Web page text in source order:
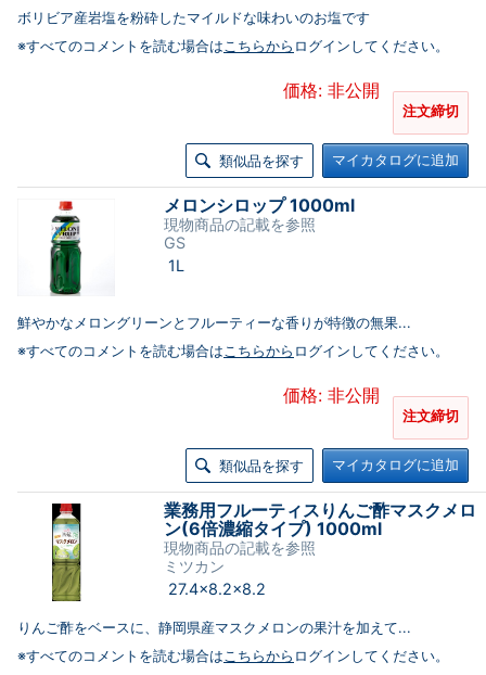
ボリビア産岩塩を粉砕したマイルドな味わいのお塩です
※すべてのコメントを読む場合はこちらから ログインしてください。
価格: 非公開
注文締切
類似品を探す マイカタログに追加
メロンシロップ 1000ml
現物商品の記載を参照
GS
1L
鮮やかなメロングリーンとフルーティーな香りが特徴の無果...
※すべてのコメントを読む場合はこちらから ログインしてください。
価格: 非公開
注文締切
類似品を探す マイカタログに追加
業務用フルーティスりんご酢マスクメロ
ン(6倍濃縮タイプ) 1000ml
現物商品の記載を参照
ミツカン
27.4×8.2×8.2
りんご酢をベースに、静岡県産マスクメロンの果汁を加えて...
※すべてのコメントを読む場合はこちらから ログインしてください。